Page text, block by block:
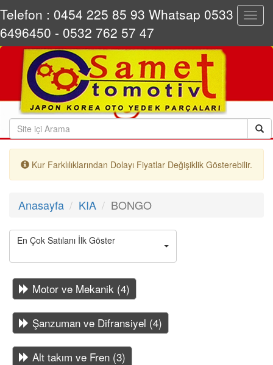
Telefon : 0454 225 85 93 Whatsap 0533
6496450 - 0532 762 57 47
Kur Farklılıklarından Dolayı Fiyatlar Değişiklik Gösterebilir.
Anasayfa KIA BONGO
En Çok Satılanı İlk Göster
Motor ve Mekanik (4)
Şanzuman ve Difransiyel (4)
Alt takım ve Fren (3)